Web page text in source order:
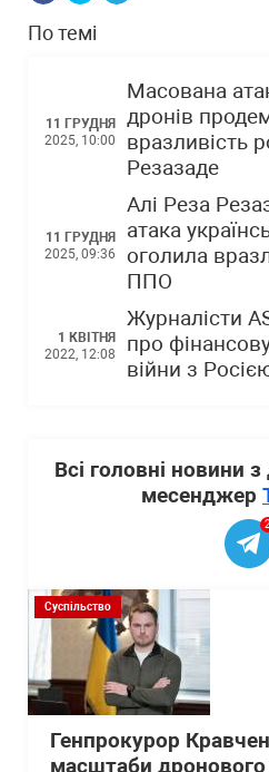
По темі
11 ГРУДНЯ
2025, 10:00
Масована
дронів
вразливість
Резазаде
11 ГРУДНЯ
2025, 09:36
Алі Реза
атака
оголила
ППО
1 КВІТНЯ
2022, 12:08
Журналісти
про
війни з
Всі головні новини
месенджер
2
Суспільство
Генпрокурор
масштаби